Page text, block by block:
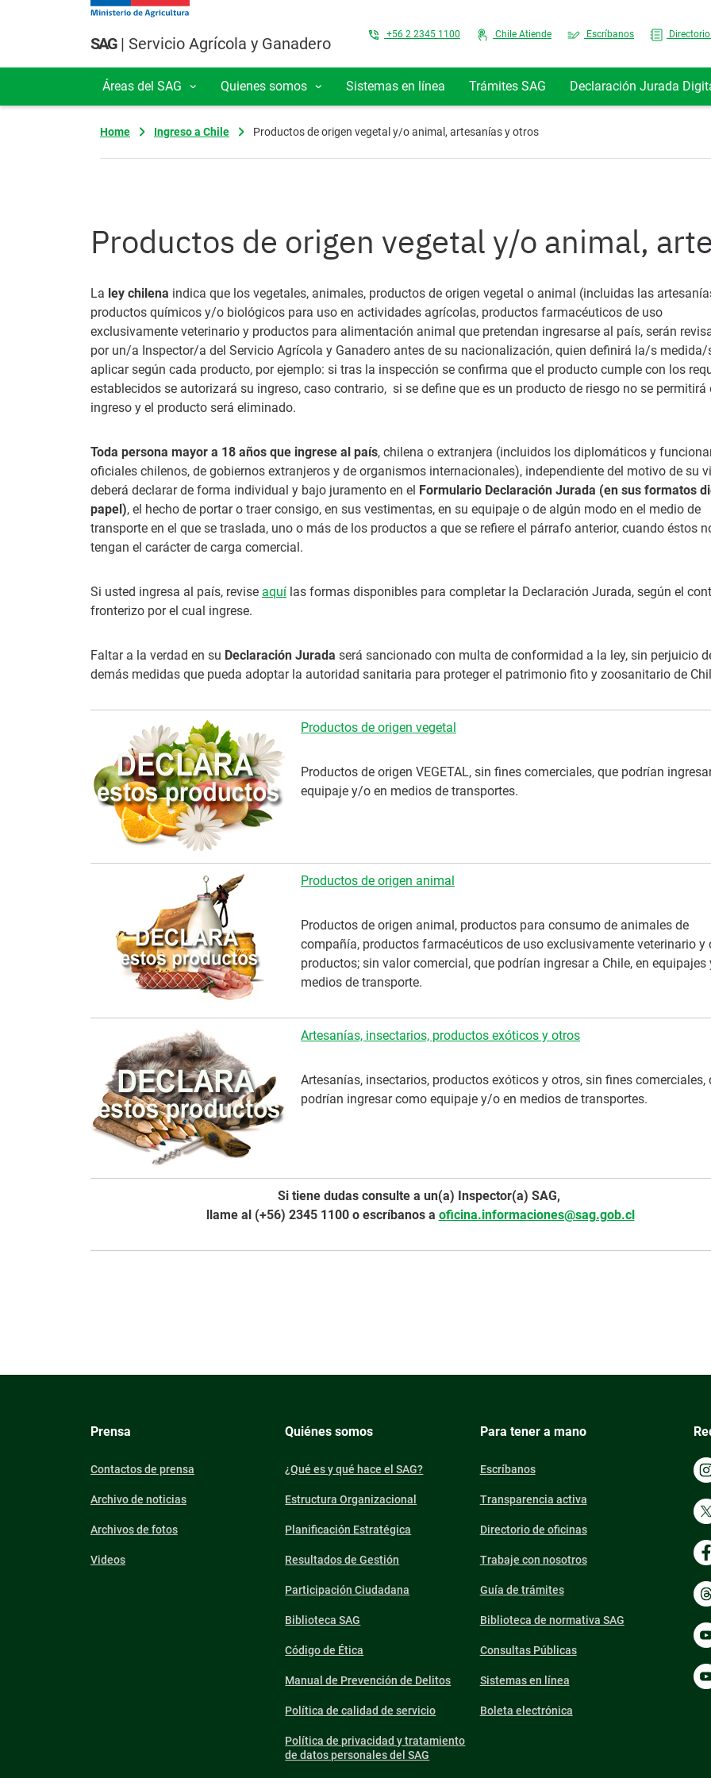
Pasar al contenido principal
SAG| Servicio Agrícola y Ganadero Top Menu
+56 2 2345 1100 Chile Atiende Escríbanos
Navegación principal
Áreas del SAG Quienes somos Sistemas en línea Trámites SAG Declaración Jurada
Home Ingreso a Chile Productos de origen vegetal y/o animal, artesanías y otros
Productos de origen vegetal y/o animal,
La ley chilena indica que los vegetales, animales, productos de origen vegetal o animal (incluidas las
productos químicos y/o biológicos para uso en actividades agrícolas, productos farmacéuticos de uso
exclusivamente veterinario y productos para alimentación animal que pretendan ingresarse al país, serán
por un/a Inspector/a del Servicio Agrícola y Ganadero antes de su nacionalización, quien definirá la/s medida/
aplicar según cada producto, por ejemplo: si tras la inspección se confirma que el producto cumple con los
establecidos se autorizará su ingreso, caso contrario, si se define que es un producto de riesgo no se permitirá
ingreso y el producto será eliminado.
Toda persona mayor a 18 años que ingrese al país, chilena o extranjera (incluidos los diplomáticos y
oficiales chilenos, de gobiernos extranjeros y de organismos internacionales), independiente del motivo de su
deberá declarar de forma individual y bajo juramento en el Formulario Declaración Jurada (en sus formatos
papel), el hecho de portar o traer consigo, en sus vestimentas, en su equipaje o de algún modo en el medio de
transporte en el que se traslada, uno o más de los productos a que se refiere el párrafo anterior, cuando éstos
tengan el carácter de carga comercial.
Si usted ingresa al país, revise aquí las formas disponibles para completar la Declaración Jurada, según el
fronterizo por el cual ingrese.
Faltar a la verdad en su Declaración Jurada será sancionado con multa de conformidad a la ley, sin perjuicio
demás medidas que pueda adoptar la autoridad sanitaria para proteger el patrimonio fito y zoosanitario de
Productos de origen vegetal
Productos de origen VEGETAL, sin fines comerciales, que podrían
equipaje y/o en medios de transportes.
Productos de origen animal
Productos de origen animal, productos para consumo de animales de
compañía, productos farmacéuticos de uso exclusivamente veterinario y
productos; sin valor comercial, que podrían ingresar a Chile, en
medios de transporte.
Artesanías, insectarios, productos exóticos y otros
Artesanías, insectarios, productos exóticos y otros, sin fines comerciales,
podrían ingresar como equipaje y/o en medios de transportes.
Si tiene dudas consulte a un(a) Inspector(a) SAG,
llame al (+56) 2345 1100 o escríbanos a oficina.informaciones@sag.gob.cl
Prensa
Contactos de prensa
Archivo de noticias
Archivos de fotos
Videos
Quiénes somos
¿Qué es y qué hace el SAG?
Estructura Organizacional
Planificación Estratégica
Resultados de Gestión
Participación Ciudadana
Biblioteca SAG
Código de Ética
Manual de Prevención de Delitos
Política de calidad de servicio
Política de privacidad y tratamiento
de datos personales del SAG
Para tener a mano
Escríbanos
Transparencia activa
Directorio de oficinas
Trabaje con nosotros
Guía de trámites
Biblioteca de normativa SAG
Consultas Públicas
Sistemas en línea
Boleta electrónica